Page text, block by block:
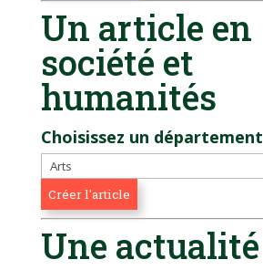
Un article en
société et
humanités
Choisissez un département
Une actualité